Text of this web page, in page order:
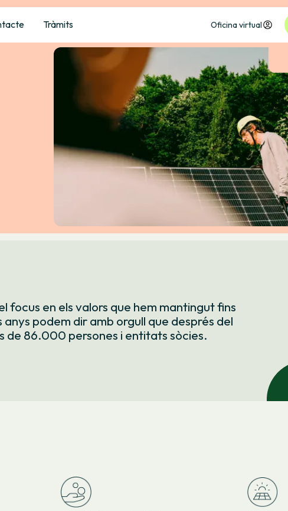
Tràmits Oficina virtual
focus en els valors que hem mantingut fins
podem dir amb orgull que després del
de 86.000 persones i entitats sòcies.